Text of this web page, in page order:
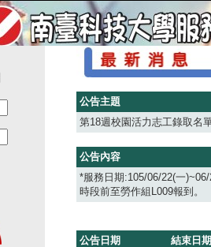
公告主題
第18週校園活力志工錄取名
公告內容
*服務日期:105/06/22(一
時段前至勞作組L009報到。
公告日期 結束日期